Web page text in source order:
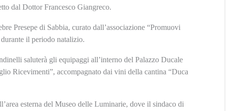
dal Dottor Francesco Giangreco.
Presepe di Sabbia, curato dall’associazione “Promuovi
il periodo natalizio.
saluterà gli equipaggi all’interno del Palazzo Ducale
Ricevimenti”, accompagnato dai vini della cantina “Duca
esterna del Museo delle Luminarie, dove il sindaco di